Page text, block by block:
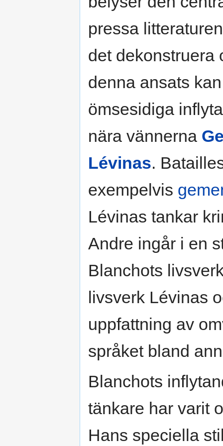
pressa
det dekonstruera
denna ansats
ömsesidiga
nära vännerna
Lévinas.
exempelvis
Lévinas tankar
Andre ingår i en
Blanchots
livsverk Lévinas
uppfattning av
språket bland
Blanchots
tänkare har varit
Hans speciella